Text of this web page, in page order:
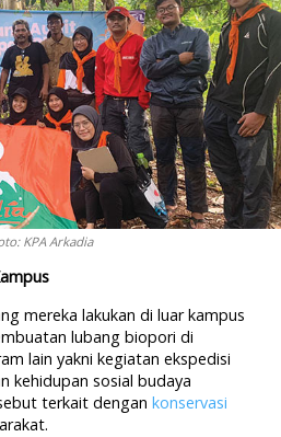
KPA Arkadia
mereka lakukan di luar kampus
lubang biopori di
lain yakni kegiatan ekspedisi
kehidupan sosial budaya
terkait dengankonservasi